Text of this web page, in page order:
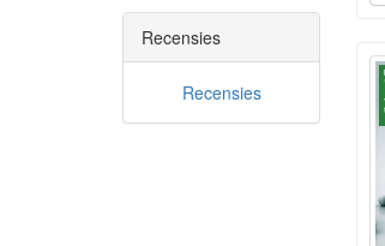
Recensies
Recensies